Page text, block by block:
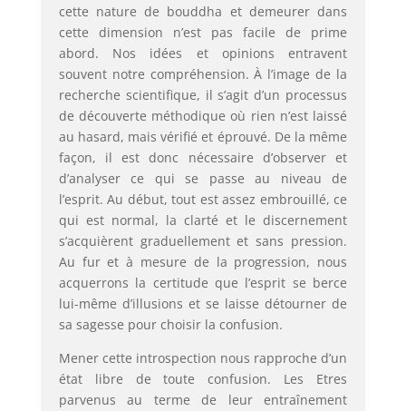
cette nature de bouddha et demeurer dans
cette dimension n’est pas facile de prime
abord. Nos idées et opinions entravent
souvent notre compréhension. À l’image de la
recherche scientifique, il s’agit d’un processus
de découverte méthodique où rien n’est laissé
au hasard, mais vérifié et éprouvé. De la même
façon, il est donc nécessaire d’observer et
d’analyser ce qui se passe au niveau de
l’esprit. Au début, tout est assez embrouillé, ce
qui est normal, la clarté et le discernement
s’acquièrent graduellement et sans pression.
Au fur et à mesure de la progression, nous
acquerrons la certitude que l’esprit se berce
lui-même d’illusions et se laisse détourner de
sa sagesse pour choisir la confusion.
Mener cette introspection nous rapproche d’un
état libre de toute confusion. Les Etres
parvenus au terme de leur entraînement